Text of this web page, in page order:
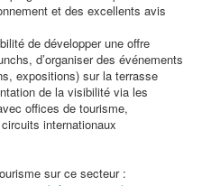
et des excellents avis
de développer une offre
d’organiser des événements
expositions) sur la terrasse
de la visibilité via les
offices de tourisme,
internationaux
sur ce secteur :